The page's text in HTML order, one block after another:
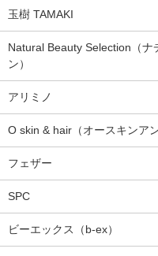
玉樹 TAMAKI
Natural Beauty Selection（ナ
ン）
アリミノ
O skin & hair（オースキンア
フェザー
SPC
ビーエックス（b-ex）